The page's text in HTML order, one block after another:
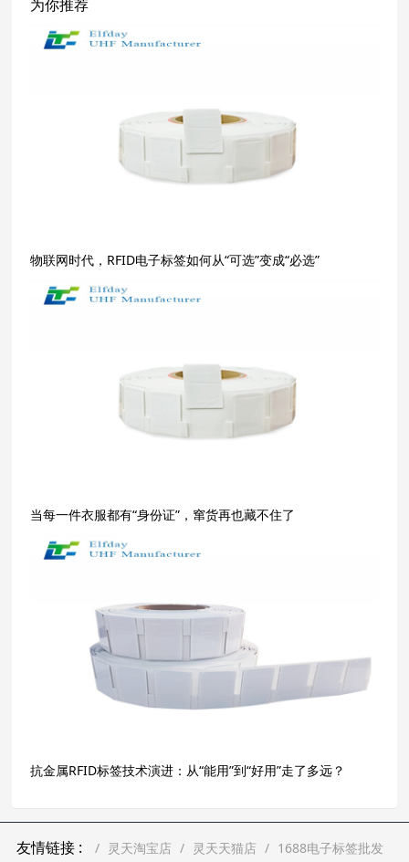
为你推荐
物联网时代，RFID电子标签如何从“可选”变成“必选”
当每一件衣服都有“身份证”，窜货再也藏不住了
抗金属RFID标签技术演进：从“能用”到“好用”走了多远？
友情链接 : 灵天淘宝店 灵天天猫店
1688电子标签批发